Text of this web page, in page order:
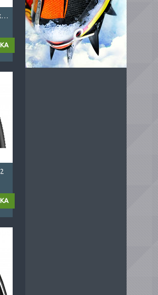
Conti. GP 5000 S TR 28x622